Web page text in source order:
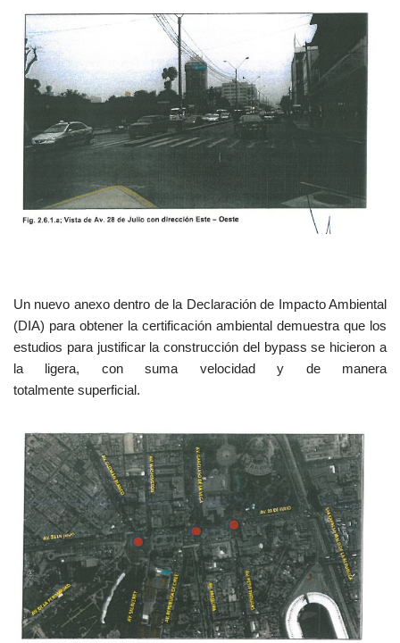
Un nuevo anexo dentro de la Declaración de Impacto Ambiental
(DIA) para obtener la certificación ambiental demuestra que los
estudios para justificar la construcción del bypass se hicieron a
la ligera, con suma velocidad y de manera
totalmente superficial.